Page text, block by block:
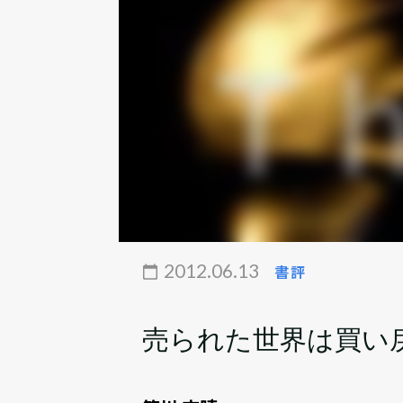
2012.06.13 書評
売られた世界は買い